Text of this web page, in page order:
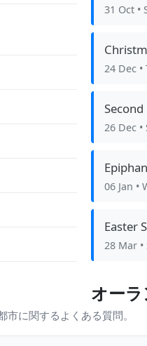
31 Oct •
24 Dec
26 Dec
06 Jan •
Easter
28 Mar
オー
に関するよくある質問。